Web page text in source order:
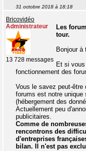
31 octobre 2018 à 18:18
Bricovidéo
Administrateur
13 728 messages
Les
tour.
Bonjour à
Et si
fonctionnement des
Vous le savez peut-être
forums est notre unique
(hébergement des
Actuellement peu
publicitaires.
Comme de
rencontrons des
d'entreprises
bilan. Il n'est pas